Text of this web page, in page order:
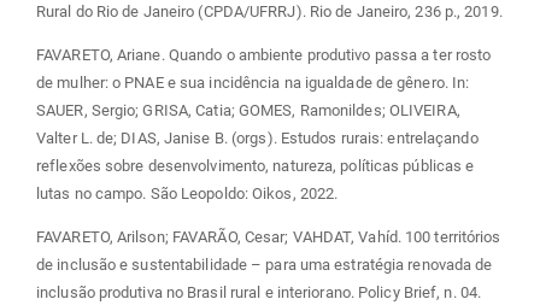
Rural do Rio de Janeiro (CPDA/UFRRJ). Rio de Janeiro, 236 p., 2019.
FAVARETO, Ariane. Quando o ambiente produtivo passa a ter rosto
de mulher: o PNAE e sua incidência na igualdade de gênero. In:
SAUER, Sergio; GRISA, Catia; GOMES, Ramonildes; OLIVEIRA,
Valter L. de; DIAS, Janise B. (orgs). Estudos rurais: entrelaçando
reflexões sobre desenvolvimento, natureza, políticas públicas e
lutas no campo. São Leopoldo: Oikos, 2022.
FAVARETO, Arilson; FAVARÃO, Cesar; VAHDAT, Vahíd. 100 territórios
de inclusão e sustentabilidade – para uma estratégia renovada de
inclusão produtiva no Brasil rural e interiorano. Policy Brief, n. 04.